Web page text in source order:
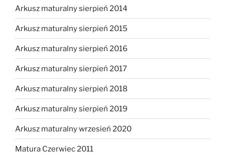
Arkusz maturalny sierpień 2014
Arkusz maturalny sierpień 2015
Arkusz maturalny sierpień 2016
Arkusz maturalny sierpień 2017
Arkusz maturalny sierpień 2018
Arkusz maturalny sierpień 2019
Arkusz maturalny wrzesień 2020
Matura Czerwiec 2011